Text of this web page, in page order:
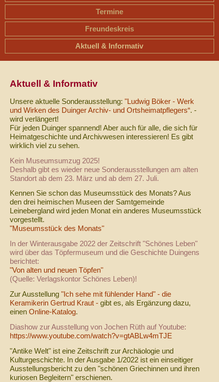
Termine
Freundeskreis
Aktuell & Informativ
Aktuell & Informativ
Unsere aktuelle Sonderausstellung: "Ludwig Böker - Werk
und Wirken des Duinger Archiv- und Ortsheimatpflegers“. -
wird verlängert!
Für jeden Duinger spannend! Aber auch für alle, die sich für
Heimatgeschichte und Archivwesen interessieren! Es gibt
wirklich viel zu sehen.
Kein Museumsumzug 2025!
Deshalb gibt es wieder neue Sonderausstellungen am alten
Standort ab dem 23. März und ab dem 27. Juli.
Kennen Sie schon das Museumsstück des Monats? Aus
den drei heimischen Museen der Samtgemeinde
Leinebergland wird jeden Monat ein anderes Museumsstück
vorgestellt.
"Museumsstück des Monats"
In der Winterausgabe 2022 der Zeitschrift "Schönes Leben"
wird über das Töpfermuseum und die Geschichte Duingens
berichtet:
"Von alten und neuen Töpfen"
(Quelle: Verlagskontor Schönes Leben)!
Zur Ausstellung "Ich sehe mit fühlender Hand" - die
Keramikerin Gertrud Kraut - gibt es, als Ergänzung dazu,
einen Online-Katalog.
Diashow zur Ausstellung von Jochen Rüth auf Youtube:
https://www.youtube.com/watch?v=gtABLw4mTJE
"Antike Welt" ist eine Zeitschrift zur Archäologie und
Kulturgeschichte. In der Ausgabe 1/2022 ist ein einseitiger
Ausstellungsbericht zu den "schönen Griechinnen und ihren
kuriosen Begleitern" erschienen.